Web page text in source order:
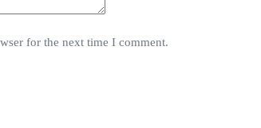
for the next time I comment.